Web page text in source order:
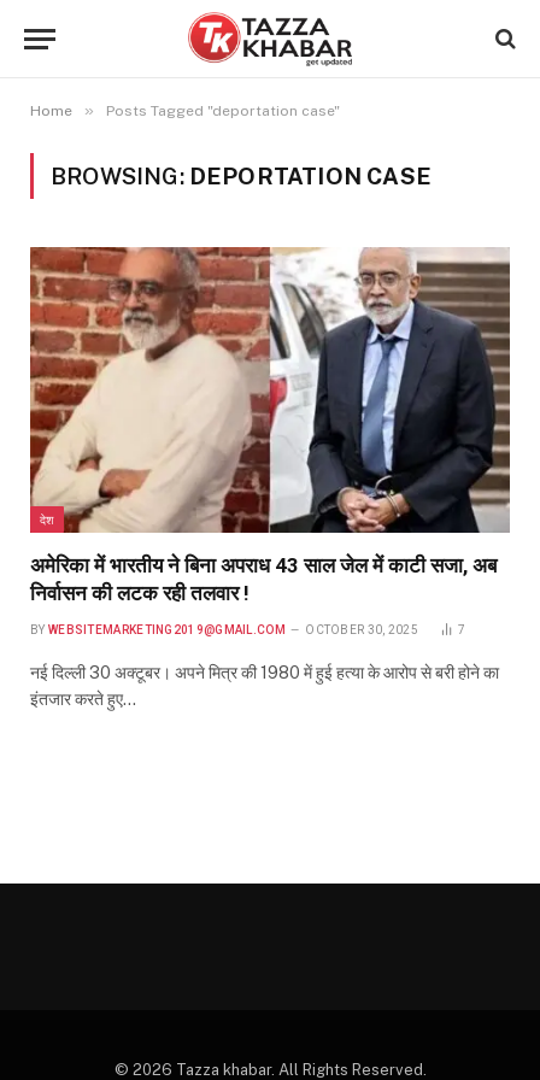
Home » Posts Tagged "deportation case"
BROWSING: DEPORTATION CASE
देश
अमेरिका में भारतीय ने बिना अपराध 43 साल जेल में काटी सजा, अब
निर्वासन की लटक रही तलवार !
BY WEBSITEMARKETING2019@GMAIL.COM OCTOBER 30, 2025 7
नई दिल्ली 30 अक्टूबर। अपने मित्र की 1980 में हुई हत्या के आरोप से बरी होने का
इंतजार करते हुए…
© 2026 Tazza khabar. All Rights Reserved.